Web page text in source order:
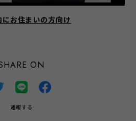
にお住まいの方向け
ON
通報する